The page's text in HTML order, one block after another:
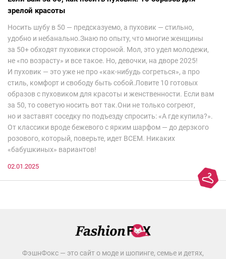
зрелой красоты
Носить шубу в 50 — предсказуемо, а пуховик — стильно,
удобно и небанально.Знаю по опыту, что многие женщины
за 50+ обходят пуховики стороной. Мол, это удел молодежи,
не «по возрасту» и все такое. Но, девочки, на дворе 2025!
И пуховик — это уже не про «как-нибудь согреться», а про
стиль, комфорт и свободу быть собой.Ловите 10 готовых
образов с пуховиком для красоты и женственности. Если вам
за 50, то советую носить вот так.Они не только согреют,
но и заставят соседку по подъезду спросить: «А где купила?».
От классики вроде бежевого с ярким шарфом — до дерзкого
розового, который, поверьте, идет ВСЕМ. Никаких
«бабушкиных» вариантов!
02.01.2025
ФэшнФокс — это сайт о моде и шопинге, семье и детях,